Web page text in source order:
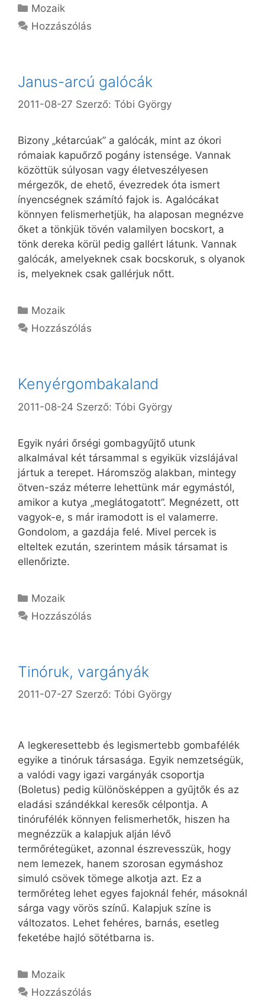
Kategória
Mozaik
Hozzászólás
Janus-arcú galócák
2011-08-27 Szerző: Tóbi György
Bizony „kétarcúak” a galócák, mint az ókori
rómaiak kapuőrző pogány istensége. Vannak
közöttük súlyosan vagy életveszélyesen
mérgezők, de ehető, évezredek óta ismert
ínyencségnek számító fajok is. Agalócákat
könnyen felismerhetjük, ha alaposan megnézve
őket a tönkjük tövén valamilyen bocskort, a
tönk dereka körül pedig gallért látunk. Vannak
galócák, amelyeknek csak bocskoruk, s olyanok
is, melyeknek csak gallérjuk nőtt.
Kategória
Mozaik
Hozzászólás
Kenyérgombakaland
2011-08-24 Szerző: Tóbi György
Egyik nyári őrségi gombagyűjtő utunk
alkalmával két társammal s egyikük vizslájával
jártuk a terepet. Háromszög alakban, mintegy
ötven-száz méterre lehettünk már egymástól,
amikor a kutya „meglátogatott”. Megnézett, ott
vagyok-e, s már iramodott is el valamerre.
Gondolom, a gazdája felé. Mivel percek is
elteltek ezután, szerintem másik társamat is
ellenőrizte.
Kategória
Mozaik
Hozzászólás
Tinóruk, vargányák
2011-07-27 Szerző: Tóbi György
A legkeresettebb és legismertebb gombafélék
egyike a tinóruk társasága. Egyik nemzetségük,
a valódi vagy igazi vargányák csoportja
(Boletus) pedig különösképpen a gyűjtők és az
eladási szándékkal keresők célpontja. A
tinórufélék könnyen felismerhetők, hiszen ha
megnézzük a kalapjuk alján lévő
termőrétegüket, azonnal észrevesszük, hogy
nem lemezek, hanem szorosan egymáshoz
simuló csövek tömege alkotja azt. Ez a
termőréteg lehet egyes fajoknál fehér, másoknál
sárga vagy vörös színű. Kalapjuk színe is
változatos. Lehet fehéres, barnás, esetleg
feketébe hajló sötétbarna is.
Kategória
Mozaik
Hozzászólás